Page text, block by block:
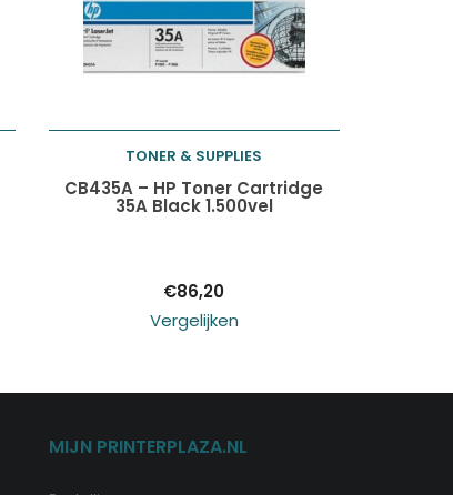
Toevoegen aan
TONER & SUPPLIES
CB435A – HP Toner Cartridge
35A Black 1.500vel
€86,20
Vergelijken
MIJN PRINTERPLAZA.NL